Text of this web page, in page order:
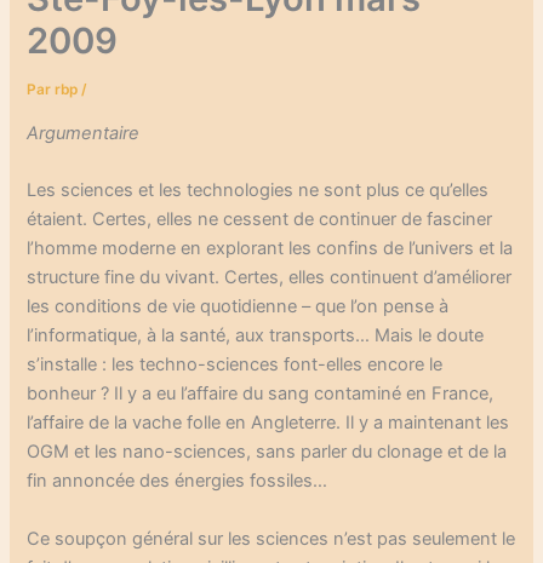
2009
Parrbp/
Argumentaire
Les sciences et les technologies ne sont plus ce qu’elles
étaient. Certes, elles ne cessent de continuer de fasciner
l’homme moderne en explorant les confins de l’univers et la
structure fine du vivant. Certes, elles continuent d’améliorer
les conditions de vie quotidienne – que l’on pense à
l’informatique, à la santé, aux transports… Mais le doute
s’installe : les techno-sciences font-elles encore le
bonheur ? Il y a eu l’affaire du sang contaminé en France,
l’affaire de la vache folle en Angleterre. Il y a maintenant les
OGM et les nano-sciences, sans parler du clonage et de la
fin annoncée des énergies fossiles…
Ce soupçon général sur les sciences n’est pas seulement le